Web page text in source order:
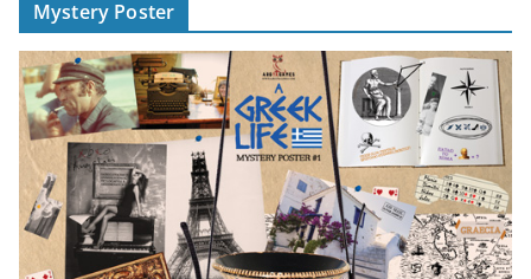
Mystery Poster